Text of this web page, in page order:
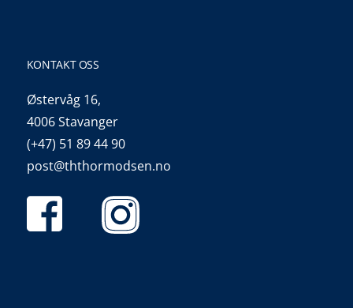
KONTAKT OSS
Østervåg 16,
4006 Stavanger
(+47) 51 89 44 90
post@ththormodsen.no